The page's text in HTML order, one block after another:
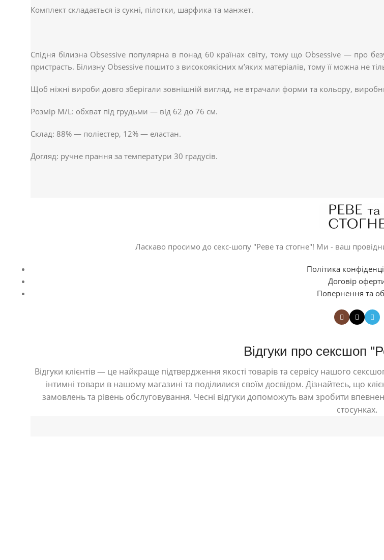
Комплект складається із сукні, пілотки, шарфика та манжет.
Спідня білизна Obsessive популярна в понад 60 країнах світу, тому що Obsessive — про
пристрасть. Білизну Obsessive пошито з високоякісних м’яких матеріалів, тому її можна не
Щоб ніжні вироби довго зберігали зовнішній вигляд, не втрачали форми та кольору,
Розмір M/L: обхват під грудьми — від 62 до 76 см.
Склад: 88% — поліестер, 12% — еластан.
Догляд: ручне прання за температури 30 градусів.
Ласкаво просимо до секс-шопу "Реве та стогне"! Ми - ваш
Політика
Договір
Повернення та
Відгуки про сексшоп
Відгуки клієнтів — це найкраще підтвердження якості товарів та сервісу нашого
інтимні товари в нашому магазині та поділилися своїм досвідом. Дізнайтесь, що
замовлень та рівень обслуговування. Чесні відгуки допоможуть вам зробити
стосунках.